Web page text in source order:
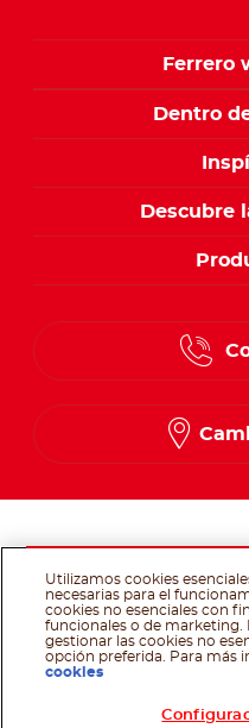
Ferrero
Dentro
Descubre
@Ferrero 2025 All rights
Utilizamos cookies
necesarias para el
cookies no esenciales con
funcionales o de marketing.
gestionar las cookies no
opción preferida. Para más
cookies